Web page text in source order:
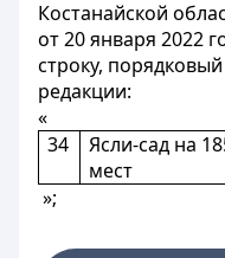
Костанайской
от 20 января 2022
строку,
редакции:
«
34
Ясли-сад на
мест
»;